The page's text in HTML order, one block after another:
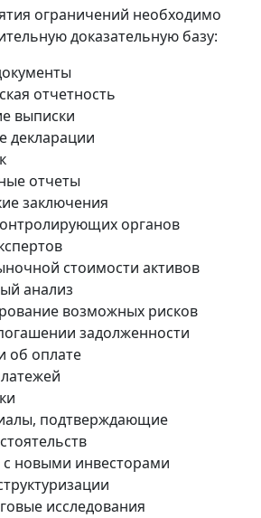
ограничений необходимо
доказательную базу:
отчетность
выписки
декларации
отчеты
заключения
органов
стоимости активов
анализ
возможных рисков
задолженности
об оплате
подтверждающие
новыми инвесторами
исследования